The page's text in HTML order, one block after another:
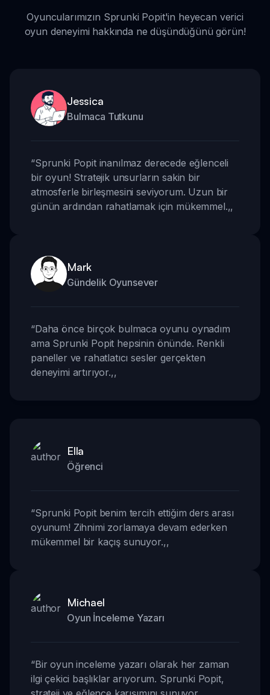
Oyuncularımızın Sprunki Popit'in heyecan verici
oyun deneyimi hakkında ne düşündüğünü görün!
Jessica
Bulmaca Tutkunu
“Sprunki Popit inanılmaz derecede eğlenceli
bir oyun! Stratejik unsurların sakin bir
atmosferle birleşmesini seviyorum. Uzun bir
günün ardından rahatlamak için mükemmel.,,
Mark
Gündelik Oyunsever
“Daha önce birçok bulmaca oyunu oynadım
ama Sprunki Popit hepsinin önünde. Renkli
paneller ve rahatlatıcı sesler gerçekten
deneyimi artırıyor.,,
Ella
Öğrenci
“Sprunki Popit benim tercih ettiğim ders arası
oyunum! Zihnimi zorlamaya devam ederken
mükemmel bir kaçış sunuyor.,,
Michael
Oyun İnceleme Yazarı
“Bir oyun inceleme yazarı olarak her zaman
ilgi çekici başlıklar arıyorum. Sprunki Popit,